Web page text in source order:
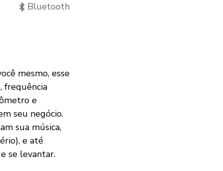
Bluetooth
mesmo, esse
frequência
e
seu negócio.
sua música,
e até
se levantar.